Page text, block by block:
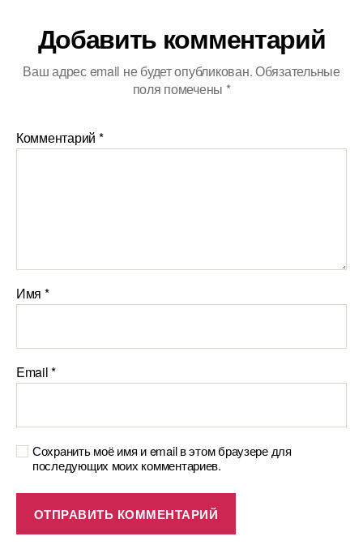
Добавить комментарий
Ваш адрес email не будет опубликован.Обязательные
поля помечены *
Комментарий *
Имя *
Email*
Сохранить моё имя и email в этом браузере для
последующих моих комментариев.